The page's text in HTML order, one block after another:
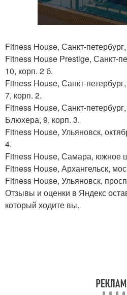
Fitness House, Санкт-
Fitness House Prestige, Санкт-
10, корп. 2 б.
Fitness House, Санкт-
7, корп. 2.
Fitness House, Санкт-
Блюхера, 9, корп. 3.
Fitness House, Ульяновск,
4.
Fitness House, Самара, южное
Fitness House, Архангельск,
Fitness House, Ульяновск,
Отзывы и оценки в Яндекс
который ходите вы.